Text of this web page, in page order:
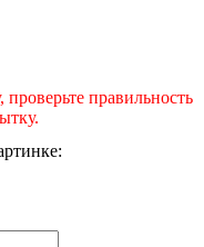
правильность